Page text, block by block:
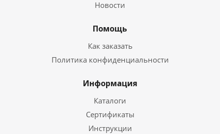
Новости
Помощь
Как заказать
Политика конфиденциальности
Информация
Каталоги
Сертификаты
Инструкции